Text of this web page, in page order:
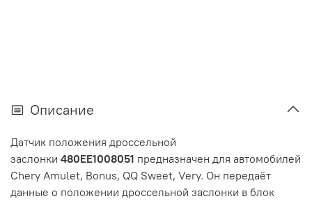
Описание
Датчик положения дроссельной
заслонки 480EE1008051 предназначен для автомобилей
Chery Amulet, Bonus, QQ Sweet, Very. Он передаёт
данные о положении дроссельной заслонки в блок